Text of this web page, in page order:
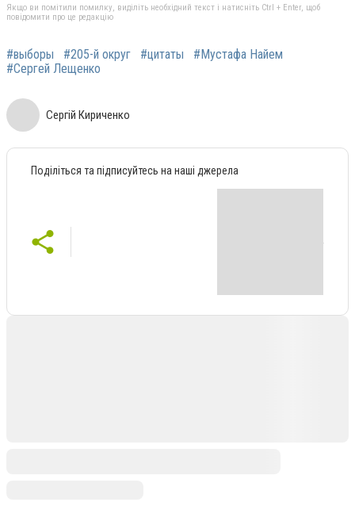
Якщо ви помітили помилку, виділіть необхідний текст і натисніть Ctrl + Enter, щоб
повідомити про це редакцію
#выборы #205-й округ #цитаты
#Мустафа Найем
#Сергей Лещенко
Сергій Кириченко
Поділіться та підписуйтесь на наші джерела